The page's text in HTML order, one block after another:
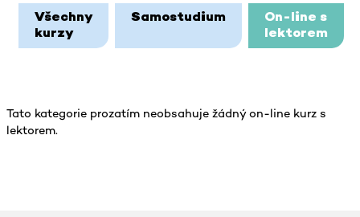
Bloky hlavního obsahu
Všechny
kurzy
Samostudium
On-line s
lektorem
Tato kategorie prozatím neobsahuje žádný on-line kurz s
lektorem.